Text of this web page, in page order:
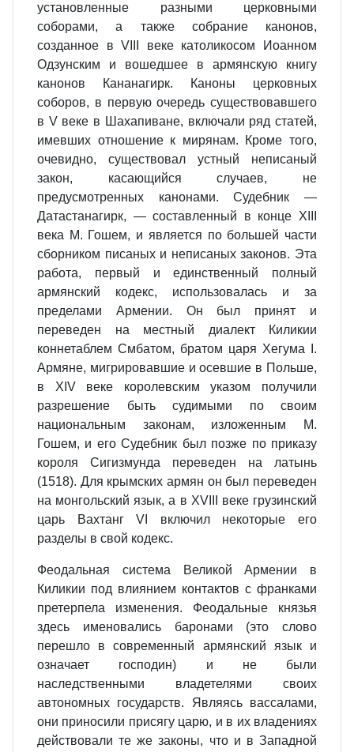
установленные разными церковными
соборами, а также собрание канонов,
созданное в VIII веке католикосом Иоанном
Одзунским и вошедшее в армянскую книгу
канонов Кананагирк. Каноны церковных
соборов, в первую очередь существовавшего
в V веке в Шахапиване, включали ряд статей,
имевших отношение к мирянам. Кроме того,
очевидно, существовал устный неписаный
закон, касающийся случаев, не
предусмотренных канонами. Судебник —
Датастанагирк, — составленный в конце XIII
века М. Гошем, и является по большей части
сборником писаных и неписаных законов. Эта
работа, первый и единственный полный
армянский кодекс, использовалась и за
пределами Армении. Он был принят и
переведен на местный диалект Киликии
коннетаблем Смбатом, братом царя Хегума I.
Армяне, мигрировавшие и осевшие в Польше,
в XIV веке королевским указом получили
разрешение быть судимыми по своим
национальным законам, изложенным М.
Гошем, и его Судебник был позже по приказу
короля Сигизмунда переведен на латынь
(1518). Для крымских армян он был переведен
на монгольский язык, а в XVIII веке грузинский
царь Вахтанг VI включил некоторые его
разделы в свой кодекс.
Феодальная система Великой Армении в
Киликии под влиянием контактов с франками
претерпела изменения. Феодальные князья
здесь именовались баронами (это слово
перешло в современный армянский язык и
означает господин) и не были
наследственными владетелями своих
автономных государств. Являясь вассалами,
они приносили присягу царю, и в их владениях
действовали те же законы, что и в Западной